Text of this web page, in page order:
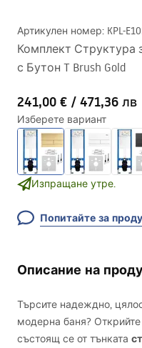
Артикулен номер: KPL-
Комплект Структура
с Бутон T Brush Gold
241,00 € / 471,36 лв
Изберете вариант
Изпращане утре.
Попитайте за
Описание на
Търсите надеждно,
модерна баня? Открийте
състоящ се от тънката